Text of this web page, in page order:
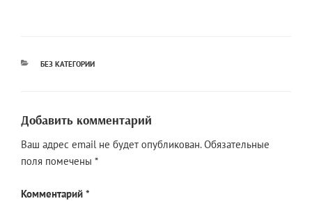
РУБРИКИ
БЕЗ КАТЕГОРИИ
Добавить комментарий
Ваш адрес email не будет опубликован. Обязательные
поля помечены *
Комментарий *